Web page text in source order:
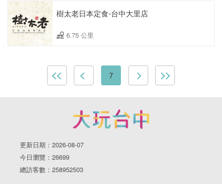
樹太老日本定食-台中大里店
6.75 公里
7
更新日期：2026-08-07
今日瀏覽：26699
總訪客數：258952503